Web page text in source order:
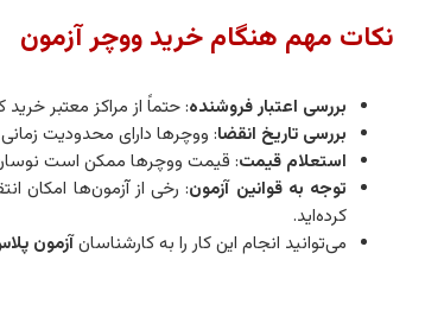
نکات مهم هنگام خرید ووچر آزمون
بررسی اعتبار فروشنده: حتماً از مراکز معتبر
بررسی تاریخ انقضا: ووچرها دارای محدودیت زمانی
استعلام قیمت: قیمت ووچرها ممکن است نوسان
توجه به قوانین آزمون: رخی از آزمون‌ها امکان
کرده‌اید.
می‌توانید انجام این کار را به کارشناسانآزمون